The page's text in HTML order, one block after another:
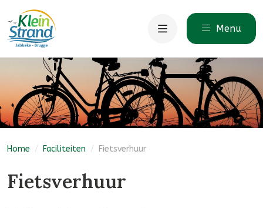
Menu
Home / Faciliteiten / Fietsverhuur
Fietsverhuur